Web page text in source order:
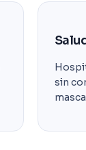
sin